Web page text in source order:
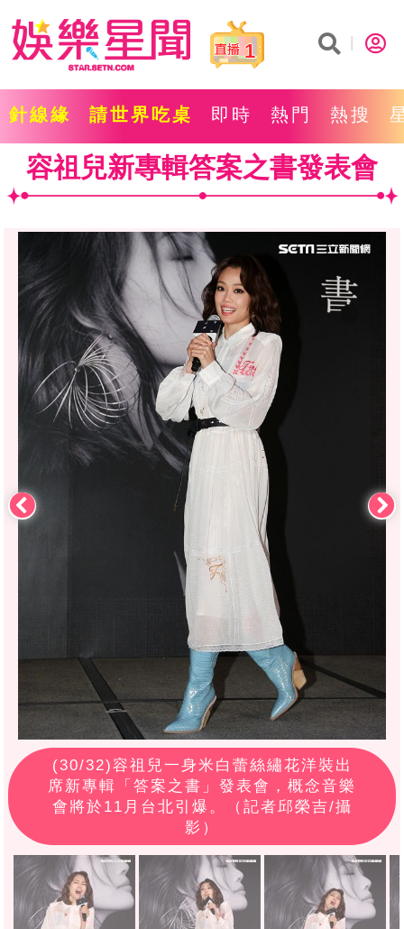
1
針線緣 請世界吃桌 即時 熱門 熱搜
容祖兒新專輯答案之書發表會
(30/32)容祖兒一身米白蕾絲繡花洋裝出
席新專輯「答案之書」發表會，概念音樂
會將於11月台北引爆。（記者邱榮吉/攝
影）